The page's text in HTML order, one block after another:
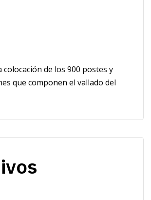
colocación de los 900 postes y
que componen el vallado del